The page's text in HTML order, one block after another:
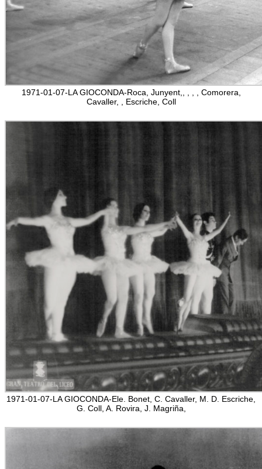
1971-01-07-LA GIOCONDA-Roca, Junyent,, , , , Comorera,
Cavaller, , Escriche, Coll
1971-01-07-LA GIOCONDA-Ele. Bonet, C. Cavaller, M. D. Escriche,
G. Coll, A. Rovira, J. Magriña,